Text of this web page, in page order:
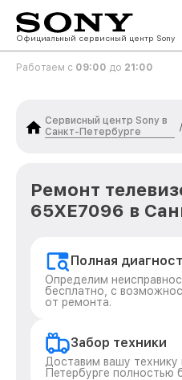
Официальный сервисный центр Sony
Работаем с 09:00 до 21:00
Сервисный центр Sony в
Санкт-Петербурге
/
Ремонт
65XE7096 в
Полная
Определим
бесплатно, с
от ремонта.
Забор техники
Доставим вашу технику
Петербурге полностью